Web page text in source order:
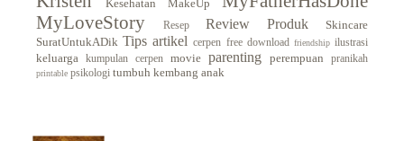
Kesehatan MakeUp
MyLoveStory
Resep Review Produk
Skincare
SuratUntukADik Tips artikel cerpen free download friendship ilustrasi
keluarga kumpulan cerpen movie parenting perempuan pranikah
printable psikologi tumbuh kembang anak